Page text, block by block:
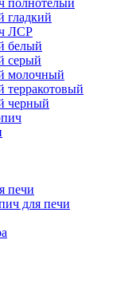
полнотелый
гладкий
ЛСР
белый
серый
молочный
черный
печи
для печи